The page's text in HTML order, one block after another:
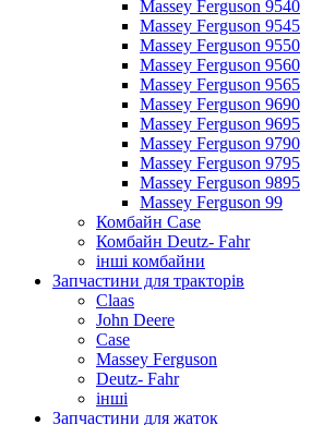
Massey Ferguson 9540
Massey Ferguson 9545
Massey Ferguson 9550
Massey Ferguson 9560
Massey Ferguson 9565
Massey Ferguson 9690
Massey Ferguson 9695
Massey Ferguson 9790
Massey Ferguson 9795
Massey Ferguson 9895
Massey Ferguson 99
Комбайн Case
Комбайн Deutz- Fahr
інші комбайни
Запчастини для тракторів
Claas
John Deere
Case
Massey Ferguson
Deutz- Fahr
інші
Запчастини для жаток